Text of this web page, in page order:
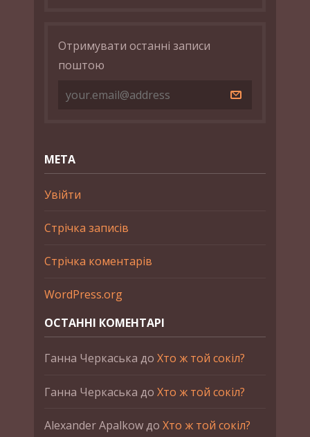
Отримувати останні записи
поштою
МЕТА
Увійти
Стрічка записів
Стрічка коментарів
WordPress.org
ОСТАННІ КОМЕНТАРІ
Ганна Черкаська до Хто ж той сокіл?
Ганна Черкаська до Хто ж той сокіл?
Alexander Apalkowдо Хто ж той сокіл?